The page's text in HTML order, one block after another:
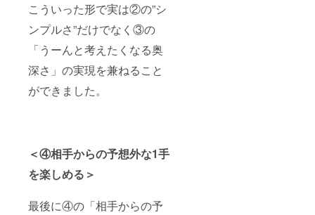
こういった形で実は②の”シ
ンプルさ”だけでなく③の
「うーんと考えたくなる奥
深さ」の実現を兼ねること
ができました。
＜④相手からの予想外な1手
を楽しめる＞
最後に④の「相手からの予